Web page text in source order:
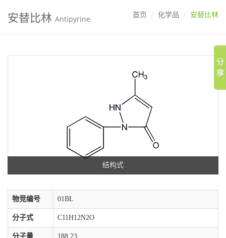
安替比林 Antipyrine 首页 化学品 安替比林
结构式
物竞编号 01BL
分子式 C11H12N2O
分子量 188.23